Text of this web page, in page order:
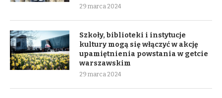
29 marca 2024
Szkoły, biblioteki i instytucje
kultury mogą się włączyć w akcję
upamiętnienia powstania w getcie
warszawskim
29 marca 2024